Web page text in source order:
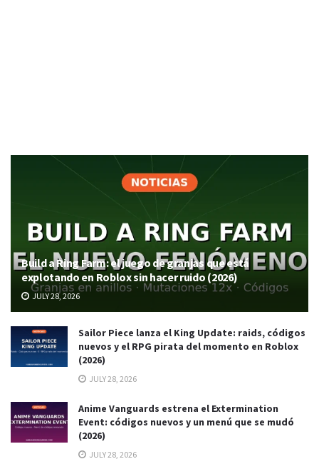
Build a Ring Farm: el juego de granjas que está
explotando en Roblox sin hacer ruido (2026)
JULY 28, 2026
Sailor Piece lanza el King Update: raids, códigos
nuevos y el RPG pirata del momento en Roblox
(2026)
JULY 28, 2026
Anime Vanguards estrena el Extermination
Event: códigos nuevos y un menú que se mudó
(2026)
JULY 28, 2026